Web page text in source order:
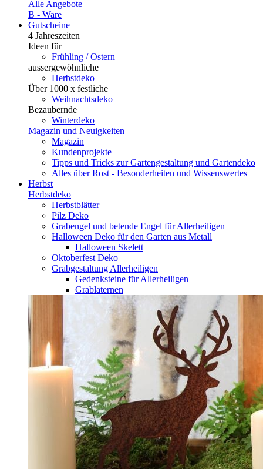
Alle Angebote
B - Ware
Gutscheine
4 Jahreszeiten
Ideen für
Frühling / Ostern
aussergewöhnliche
Herbstdeko
Über 1000 x festliche
Weihnachtsdeko
Bezaubernde
Winterdeko
Magazin und Neuigkeiten
Magazin
Kundenprojekte
Tipps und Tricks zur Gartengestaltung und Gartendeko
Alles über Rost - Besonderheiten und Wissenswertes
Herbst
Herbstdeko
Herbstblätter
Pilz Deko
Grabengel und betende Engel für Allerheiligen
Halloween Deko für den Garten aus Metall
Halloween Skelett
Oktoberfest Deko
Grabgestaltung Allerheiligen
Gedenksteine für Allerheiligen
Grablaternen